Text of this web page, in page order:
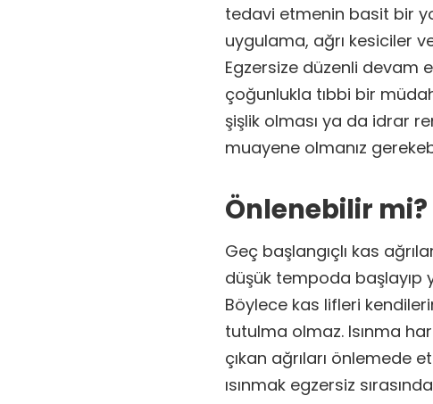
tedavi etmenin basit bir
uygulama, ağrı kesiciler
Egzersize düzenli devam
çoğunlukla tıbbi bir
şişlik olması ya da idrar
muayene olmanız
Önlenebilir mi?
Geç başlangıçlı kas
düşük tempoda başlayıp
Böylece kas lifleri
tutulma olmaz. Isınma
çıkan ağrıları önlemede
ısınmak egzersiz